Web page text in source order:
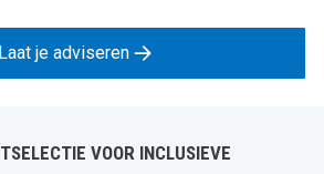
Laat je adviseren
VOOR INCLUSIEVE